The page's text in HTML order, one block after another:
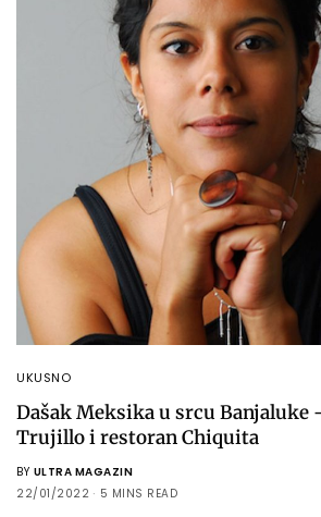
UKUSNO
Dašak Meksika u srcu Banjaluke
Trujillo i restoran Chiquita
BY ULTRA MAGAZIN
22/01/2022
5 MINS READ